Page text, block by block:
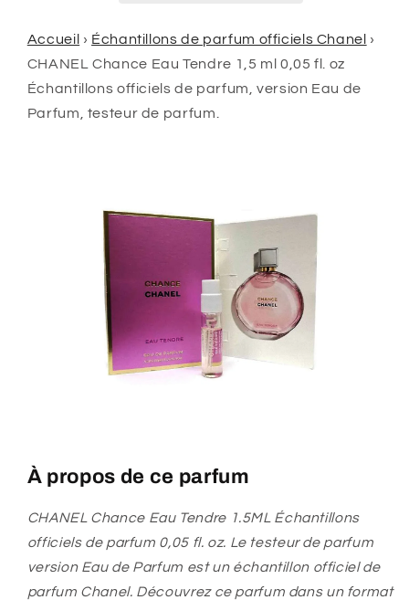
de
parfum
testeur
de
Parfum
de
parfum
testeur
de
Parfum
Accueil › Échantillons de parfum officiels Chanel ›
CHANEL Chance Eau Tendre 1,5 ml 0,05 fl. oz
Échantillons officiels de parfum, version Eau de
Parfum, testeur de parfum.
À propos de ce parfum
CHANEL Chance Eau Tendre 1.5ML Échantillons
officiels de parfum 0,05 fl. oz. Le testeur de parfum
version Eau de Parfum est un échantillon officiel de
parfum Chanel. Découvrez ce parfum dans un format